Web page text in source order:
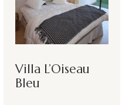
Villa L’Oiseau
Bleu